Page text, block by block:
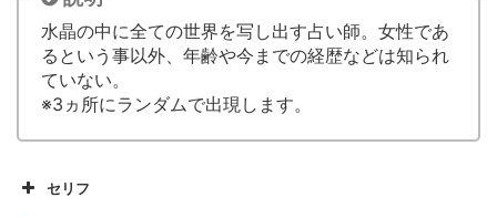
水晶の中に全ての世界を写し出す占い師。女性であ
るという事以外、年齢や今までの経歴などは知られ
ていない。
※3ヵ所にランダムで出現します。
セリフ